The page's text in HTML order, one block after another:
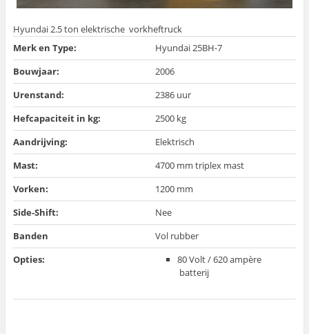
Hyundai 2.5 ton elektrische vorkheftruck
Merk en Type:
Hyundai 25BH-7
Bouwjaar:
2006
Urenstand:
2386 uur
Hefcapaciteit in kg:
2500 kg
Aandrijving:
Elektrisch
Mast:
4700 mm triplex mast
Vorken:
1200 mm
Side-Shift:
Nee
Banden
Vol rubber
Opties:
80 Volt / 620 ampère
batterij